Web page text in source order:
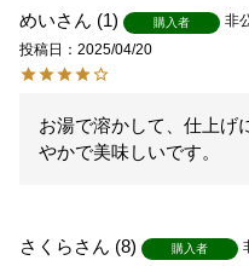
めい 1 購入者
非
投稿日
2025/04/20
お湯で溶かして、仕上げ
やかで美味しいです。
さくら 8 購入者